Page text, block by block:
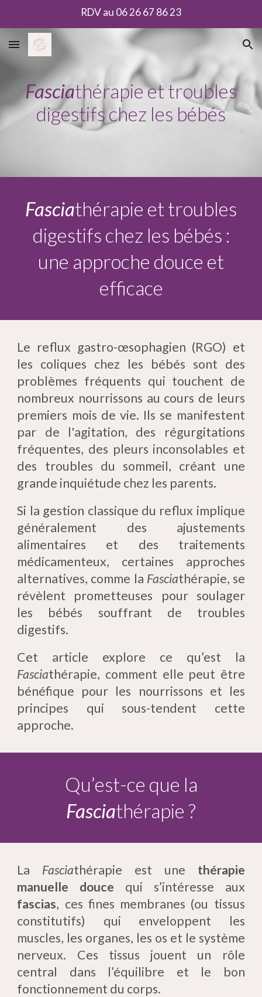
RDV au 06 26 67 86 23
Fasciathérapie et troubles
digestifs chez les bébés
Fasciathérapie et troubles
digestifs chez les bébés :
une approche douce et
efficace
Le reflux gastro-œsophagien (RGO) et
les coliques chez les bébés sont des
problèmes fréquents qui touchent de
nombreux nourrissons au cours de leurs
premiers mois de vie. Ils se manifestent
par de l'agitation, des régurgitations
fréquentes, des pleurs inconsolables et
des troubles du sommeil, créant une
grande inquiétude chez les parents.
Si la gestion classique du reflux implique
généralement des ajustements
alimentaires et des traitements
médicamenteux, certaines approches
alternatives, comme la Fasciathérapie, se
révèlent prometteuses pour soulager
les bébés souffrant de troubles
digestifs.
Cet article explore ce qu’est la
Fasciathérapie, comment elle peut être
bénéfique pour les nourrissons et les
principes qui sous-tendent cette
approche.
Qu’est-ce que la
Fasciathérapie ?
La Fasciathérapie est une thérapie
manuelle douce qui s’intéresse aux
fascias, ces fines membranes (ou tissus
constitutifs) qui enveloppent les
muscles, les organes, les os et le système
nerveux. Ces tissus jouent un rôle
central dans l’équilibre et le bon
fonctionnement du corps.